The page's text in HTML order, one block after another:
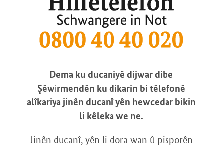
Dema ku ducaniyê dijwar dibe
Şêwirmendên ku dikarin bi têlefonê
alîkariya jinên ducanî yên hewcedar bikin
li kêleka we ne.
Jinên ducanî, yên li dora wan û pisporên